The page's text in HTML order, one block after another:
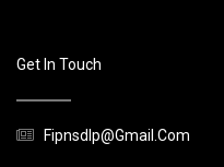
Get In Touch
Fipnsdlp@gmail.com